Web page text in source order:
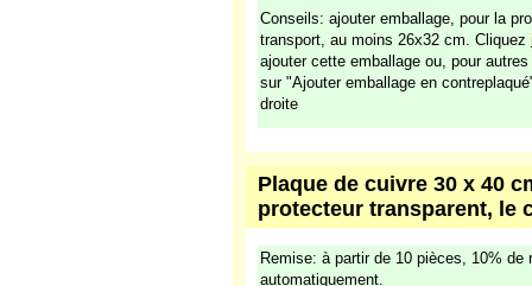
Conseils: ajouter emballage, pour la
transport, au moins 26x32 cm. Cliquez
ajouter cette emballage ou, pour
sur "Ajouter emballage en
droite
Plaque de cuivre 30 x 40
protecteur transparent, le
Remise: à partir de 10 pièces, 10% de
automatiquement.